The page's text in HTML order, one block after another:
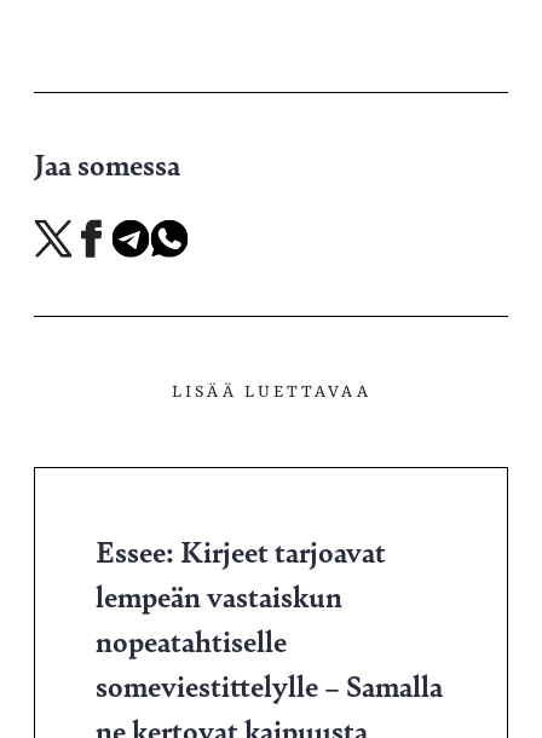
Jaa somessa
Jaa
X-
Jaa
Facebookissa
Jaa
Telegramissa
Jaa
WhatsAppissa
LISÄÄ LUETTAVAA
Essee: Kirjeet tarjoavat
lempeän vastaiskun
nopeatahtiselle
someviestittelylle – Samalla
ne kertovat kaipuusta